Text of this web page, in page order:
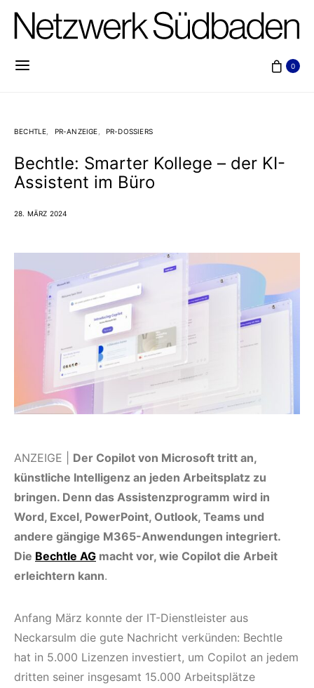
0
BECHTLE PR-ANZEIGE PR-DOSSIERS
Bechtle: Smarter Kollege – der KI-
Assistent im Büro
28. MÄRZ 2024
ANZEIGE | Der Copilot von Microsoft tritt an,
künstliche Intelligenz an jeden Arbeitsplatz zu
bringen. Denn das Assistenzprogramm wird in
Word, Excel, PowerPoint, Outlook, Teams und
andere gängige M365-Anwendungen integriert.
Die Bechtle AG macht vor, wie Copilot die Arbeit
erleichtern kann.
Anfang März konnte der IT-Dienstleister aus
Neckarsulm die gute Nachricht verkünden: Bechtle
hat in 5.000 Lizenzen investiert, um Copilot an jedem
dritten seiner insgesamt 15.000 Arbeitsplätze